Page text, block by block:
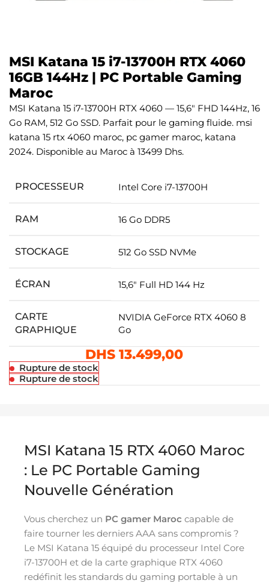
MSI Katana 15 i7-13700H RTX 4060
16GB 144Hz | PC Portable Gaming
Maroc
MSI Katana 15 i7-13700H RTX 4060 — 15,6″ FHD 144Hz, 16
Go RAM, 512 Go SSD. Parfait pour le gaming fluide. msi
katana 15 rtx 4060 maroc, pc gamer maroc, katana
2024. Disponible au Maroc à 13499 Dhs.
PROCESSEUR Intel Core i7-13700H
RAM 16 Go DDR5
STOCKAGE 512 Go SSD NVMe
ÉCRAN 15,6″ Full HD 144 Hz
CARTE
GRAPHIQUE
NVIDIA GeForce RTX 4060 8
Go
DHS 13.499,00
Rupture de stock
Rupture de stock
MSI Katana 15 RTX 4060 Maroc
: Le PC Portable Gaming
Nouvelle Génération
Vous cherchez un PC gamer Maroc capable de
faire tourner les derniers AAA sans compromis ?
Le MSI Katana 15 équipé du processeur Intel Core
i7-13700H et de la carte graphique RTX 4060
redéfinit les standards du gaming portable à un